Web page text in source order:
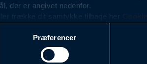
der er angivet nedenfor.
trække dit samtykke tilbage her
med det formål at optimere
analyser af, hvilke oplysninger der er
Præferencer